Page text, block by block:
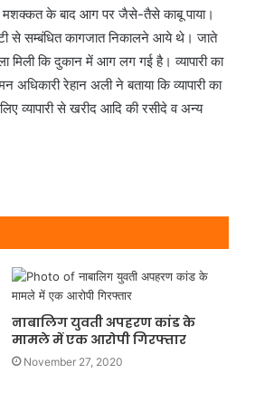
मशक्कत के बाद आग पर जैसे-तैसे काबू पाया।
से सम्बंधित कागजात निकालने आये थे। जाते
कि दुकान में आग लग गई है। व्यापारी का
रेहान अली ने बताया कि व्यापारी का
से खरीद आदि की रसीदे व अन्य
नाबालिग युवती अपहरण कांड के
मामले में एक आरोपी गिरफ्तार
November 27, 2020